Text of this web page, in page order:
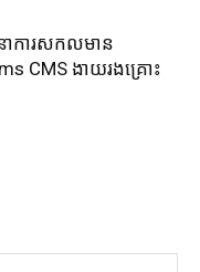
ាការសកលមាន
CMS ងាយរងគ្រោះ